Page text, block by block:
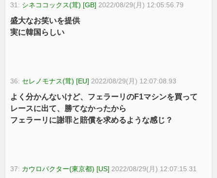
31: シネココックス(茸) [GB] 2022/08/29(月) 12:05:56.79
盛大なお笑いを提供
実に韓国らしい
36: セレノモナス(茸) [EU] 2022/08/29(月) 12:07:08.93
よく分かんないけど、フェラーリのF1マシンを買って
レースに出て、勝てなかったから
フェラーリに謝罪と賠償を求めるような感じ？
37: カウロバクター(東京都) [US] 2022/08/29(月) 12:07:15.31